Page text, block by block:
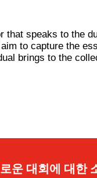
speaks to the
to capture the
brings to the
운 대회에 대한